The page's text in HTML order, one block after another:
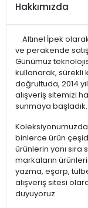
Hakkımızda
Altınel İpek
ve perakende
Günümüz
kullanarak, sürekli
doğrultuda, 2014
alışveriş sitemizi
sunmaya başladık.
binlerce ürün
ürünlerin yanı
markaların
yazma, eşarp,
alışveriş sitesi
duyuyoruz.